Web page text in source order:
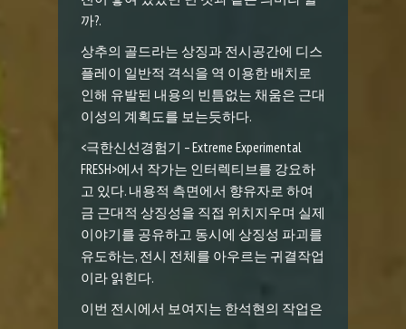
까?.
상추의 골드라는 상징과 전시공간에 디스
플레이 일반적 격식을 역 이용한 배치로
인해 유발된 내용의 빈틈없는 채움은 근대
이성의 계획도를 보는듯하다.
<극한신선경험기 – Extreme Experimental
FRESH>에서 작가는 인터렉티브를 강요하
고 있다. 내용적 측면에서 향유자로 하여
금 근대적 상징성을 직접 위치지우며 실제
이야기를 공유하고 동시에 상징성 파괴를
유도하는, 전시 전체를 아우르는 귀결작업
이라 읽힌다.
이번 전시에서 보여지는 한석현의 작업은